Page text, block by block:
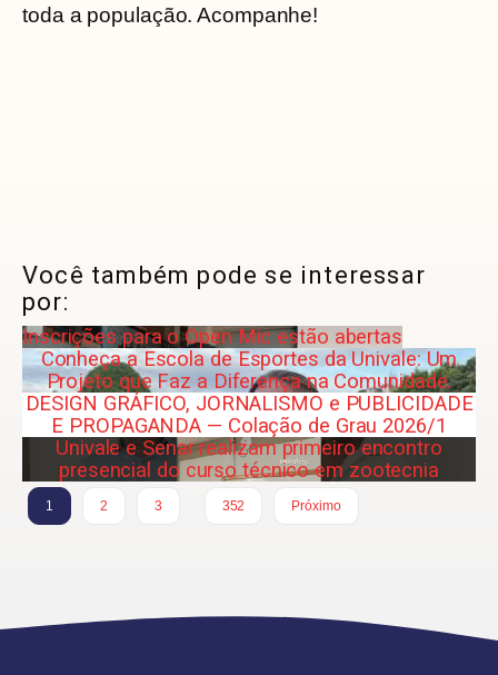
toda a população. Acompanhe!
Você também pode se interessar
por:
Inscrições para o Open Mic estão abertas
Conheça a Escola de Esportes da Univale: Um
Projeto que Faz a Diferença na Comunidade.
DESIGN GRÁFICO, JORNALISMO e PUBLICIDADE
E PROPAGANDA — Colação de Grau 2026/1
Univale e Senar realizam primeiro encontro
presencial do curso técnico em zootecnia
1 2 3
352
Próximo